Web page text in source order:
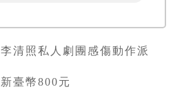
李清照私人劇團感傷動作派
新臺幣800元